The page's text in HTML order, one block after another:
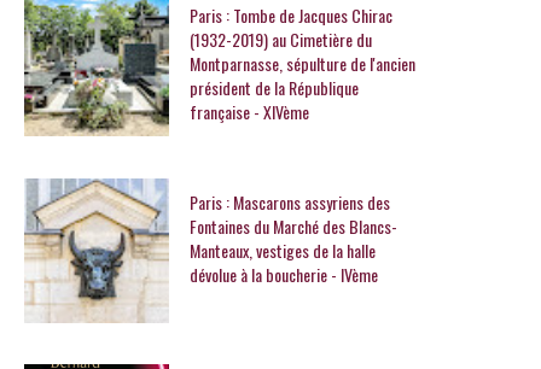
Paris : Tombe de Jacques Chirac
(1932-2019) au Cimetière du
Montparnasse, sépulture de l'ancien
président de la République
française - XIVème
Paris : Mascarons assyriens des
Fontaines du Marché des Blancs-
Manteaux, vestiges de la halle
dévolue à la boucherie - IVème